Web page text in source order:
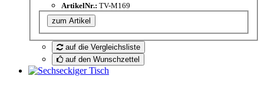
ArtikelNr.: TV-M169
zum Artikel
auf die Vergleichsliste
auf den Wunschzettel